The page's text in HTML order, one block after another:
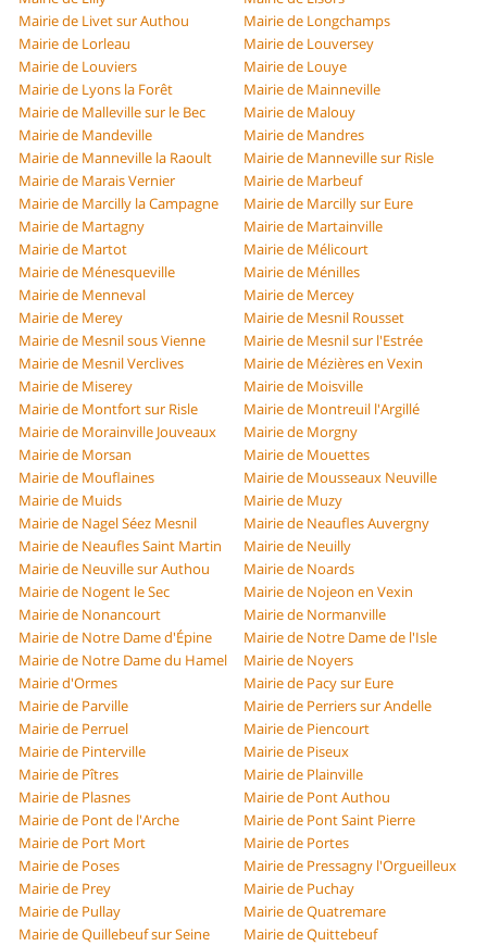
Mairie de Livet sur Authou
Mairie de Longchamps
Mairie de Lorleau
Mairie de Louversey
Mairie de Louviers
Mairie de Louye
Mairie de Lyons la Forêt
Mairie de Mainneville
Mairie de Malleville sur le Bec
Mairie de Malouy
Mairie de Mandeville
Mairie de Mandres
Mairie de Manneville la Raoult
Mairie de Manneville sur Risle
Mairie de Marais Vernier
Mairie de Marbeuf
Mairie de Marcilly la Campagne
Mairie de Marcilly sur Eure
Mairie de Martagny
Mairie de Martainville
Mairie de Martot
Mairie de Mélicourt
Mairie de Ménesqueville
Mairie de Ménilles
Mairie de Menneval
Mairie de Mercey
Mairie de Merey
Mairie de Mesnil Rousset
Mairie de Mesnil sous Vienne
Mairie de Mesnil sur l'Estrée
Mairie de Mesnil Verclives
Mairie de Mézières en Vexin
Mairie de Miserey
Mairie de Moisville
Mairie de Montfort sur Risle
Mairie de Montreuil l'Argillé
Mairie de Morainville Jouveaux
Mairie de Morgny
Mairie de Morsan
Mairie de Mouettes
Mairie de Mouflaines
Mairie de Mousseaux Neuville
Mairie de Muids
Mairie de Muzy
Mairie de Nagel Séez Mesnil
Mairie de Neaufles Auvergny
Mairie de Neaufles Saint Martin
Mairie de Neuilly
Mairie de Neuville sur Authou
Mairie de Noards
Mairie de Nogent le Sec
Mairie de Nojeon en Vexin
Mairie de Nonancourt
Mairie de Normanville
Mairie de Notre Dame d'Épine
Mairie de Notre Dame de l'Isle
Mairie de Notre Dame du Hamel
Mairie de Noyers
Mairie d'Ormes
Mairie de Pacy sur Eure
Mairie de Parville
Mairie de Perriers sur Andelle
Mairie de Perruel
Mairie de Piencourt
Mairie de Pinterville
Mairie de Piseux
Mairie de Pîtres
Mairie de Plainville
Mairie de Plasnes
Mairie de Pont Authou
Mairie de Pont de l'Arche
Mairie de Pont Saint Pierre
Mairie de Port Mort
Mairie de Portes
Mairie de Poses
Mairie de Pressagny l'Orgueilleux
Mairie de Prey
Mairie de Puchay
Mairie de Pullay
Mairie de Quatremare
Mairie de Quillebeuf sur Seine
Mairie de Quittebeuf